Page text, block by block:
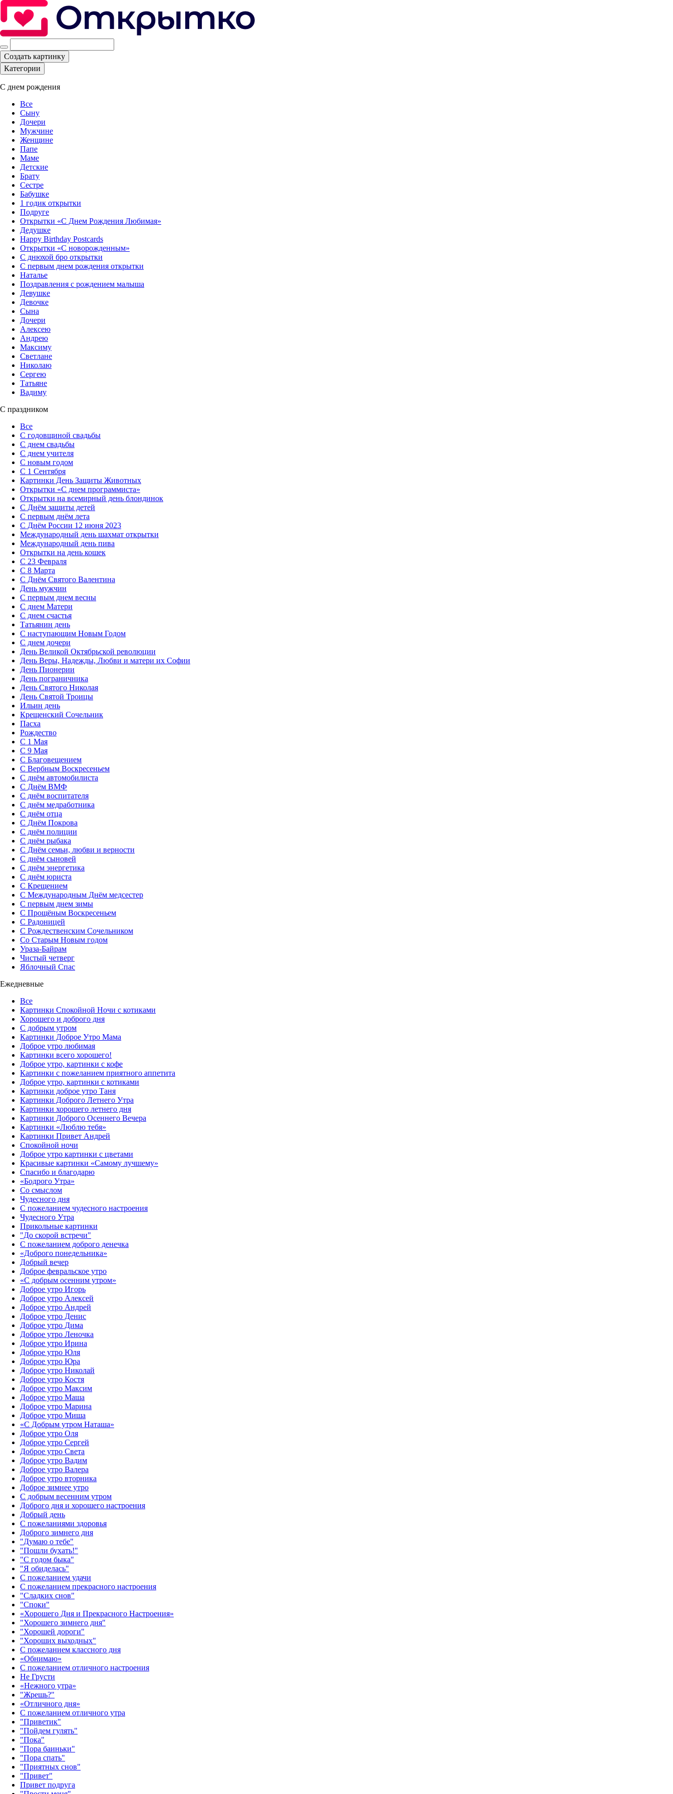
Создать картинку
Категории
С днем рождения
Все
Сыну
Дочери
Мужчине
Женщине
Папе
Маме
Детские
Брату
Сестре
Бабушке
1 годик открытки
Подруге
Открытки «С Днем Рождения Любимая»‎
Дедушке
Happy Birthday Postcards
Открытки «‎С новорожденным»
С днюхой бро открытки
С первым днем рождения открытки
Наталье
Поздравления с рождением малыша
Девушке
Девочке
Сына
Дочери
Алексею
Андрею
Максиму
Светлане
Николаю
Сергею
Татьяне
Вадиму
С праздником
Все
С годовщиной свадьбы
С днем свадьбы
С днем учителя
С новым годом
С 1 Сентября
Картинки День Защиты Животных
Открытки «‎С днем программиста»‎
Открытки на всемирный день блондинок
С Днём защиты детей
С первым днём лета
С Днём России 12 июня 2023
Международный день шахмат открытки
Международный день пива
Открытки на день кошек
С 23 Февраля
С 8 Марта
С Днём Святого Валентина
День мужчин
С первым днем весны
С днем Матери
C днем счастья
Татьянин день
C наступающим Новым Годом
C днем дочери
День Великой Октябрьской революции
День Веры, Надежды, Любви и матери их Софии
День Пионерии
День пограничника
День Святого Николая
День Святой Троицы
Ильин день
Крещенский Сочельник
Пасха
Рождество
С 1 Мая
С 9 Мая
С Благовещением
С Вербным Воскресеньем
С днём автомобилиста
С Днём ВМФ
С днём воспитателя
С днём медработника
С днём отца
С Днём Покрова
С днём полиции
С днём рыбака
С Днём семьи, любви и верности
С днём сыновей
С днём энергетика
С днём юриста
С Крещением
С Международным Днём медсестер
С первым днем зимы
С Прощёным Воскресеньем
С Радоницей
С Рождественским Сочельником
Со Старым Новым годом
Ураза-Байрам
Чистый четверг
Яблочный Спас
Ежедневные
Все
Картинки Спокойной Ночи с котиками
Хорошего и доброго дня
С добрым утром
Картинки Доброе Утро Мама
Доброе утро любимая
Картинки всего хорошего!
Доброе утро, картинки с кофе
Картинки с пожеланием приятного аппетита
Доброе утро, картинки с котиками
Картинки доброе утро Таня
Картинки Доброго Летнего Утра
Картинки хорошего летнего дня
Картинки Доброго Осеннего Вечера
Картинки «Люблю тебя»
Картинки Привет Андрей
Спокойной ночи
Доброе утро картинки с цветами
Красивые картинки «Самому лучшему»
Спасибо и благодарю
«‎Бодрого Утра»‎
Со смыслом
Чудесного дня
С пожеланием чудесного настроения
Чудесного Утра
Прикольные картинки
"До скорой встречи"
С пожеланием доброго денечка
«Доброго понедельника»‎
Добрый вечер
Доброе февральское утро
«С добрым осенним утром»‎
Доброе утро Игорь
Доброе утро Алексей
Доброе утро Андрей
Доброе утро Денис
Доброе утро Дима
Доброе утро Леночка
Доброе утро Ирина
Доброе утро Юля
Доброе утро Юра
Доброе утро Николай
Доброе утро Костя
Доброе утро Максим
Доброе утро Маша
Доброе утро Марина
Доброе утро Миша
«С Добрым утром Наташа»
Доброе утро Оля
Доброе утро Сергей
Доброе утро Света
Доброе утро Вадим
Доброе утро Валера
Доброе утро вторника
Доброе зимнее утро
С добрым весенним утром
Доброго дня и хорошего настроения
Добрый день
С пожеланиями здоровья
Доброго зимнего дня
"Думаю о тебе"
"Пошли бухать!"
"С годом быка"
"Я обиделась"
С пожеланием удачи
С пожеланием прекрасного настроения
"Сладких снов"
"Споки"
«Хорошего Дня и Прекрасного Настроения»
"Хорошего зимнего дня"
"Хорошей дороги"
"Хороших выходных"
С пожеланием классного дня
«Обнимаю»
С пожеланием отличного настроения
Не Грусти
«Нежного утра»‎
"Жрешь?"
«Отличного дня»‎
С пожеланием отличного утра
"Приветик"
"Пойдем гулять"
"Пока"
"Пора баиньки"
"Пора спать"
"Приятных снов"
"Привет"
Привет подруга